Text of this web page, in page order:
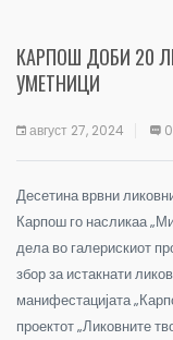
КАРПОШ ДОБИ 20
УМЕТНИЦИ
август 27, 2024 0
Десетина врвни
Карпош го насликаа
дела во галерискиот
збор за истакнати
манифестацијата
проектот „Ликовните